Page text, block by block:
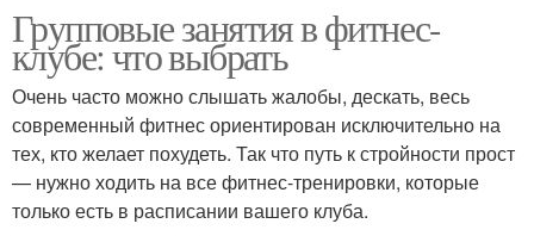
Групповые занятия в фитнес-
клубе: что выбрать
Очень часто можно слышать жалобы, дескать, весь
современный фитнес ориентирован исключительно на
тех, кто желает похудеть. Так что путь к стройности прост
— нужно ходить на все фитнес-тренировки, которые
только есть в расписании вашего клуба.